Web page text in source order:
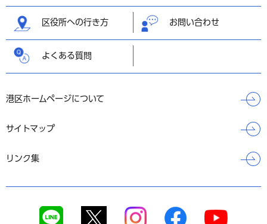
区役所への行き方 お問い合わせ
よくある質問
港区ホームページについて
サイトマップ
リンク集